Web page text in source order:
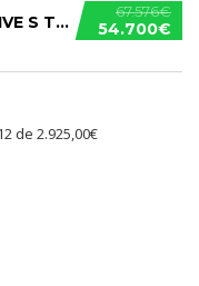
67.576€
54.700€
AUDI Q3 SPORTBACK PROGRESSIVE S TRONIC E-HYBRID
de 2.925,00€